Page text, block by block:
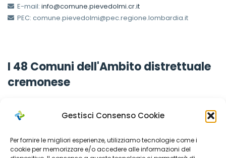
Gestisci Consenso Cookie
Per fornire le migliori esperienze, utilizziamo tecnologie come i
cookie per memorizzare e/o accedere alle informazioni del
E-mail: info@comune.pievedolmi.cr.it
PEC: comune.pievedolmi@pec.regione.lombardia.it
I 48 Comuni dell'Ambito distrettuale
cremonese
Comuni Soci